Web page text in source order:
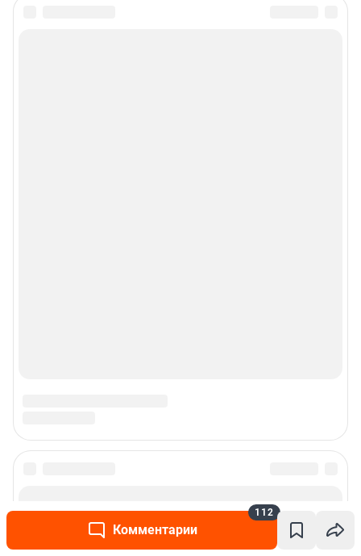
Комментарии
112
Сообщить новость